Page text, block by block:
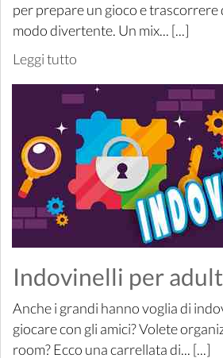
per prepare un gioco e trascorrere
modo divertente. Un mix... [...]
Leggi tutto
Indovinelli per
Anche i grandi hanno voglia di
giocare con gli amici? Volete
room? Ecco una carrellata di... [...]